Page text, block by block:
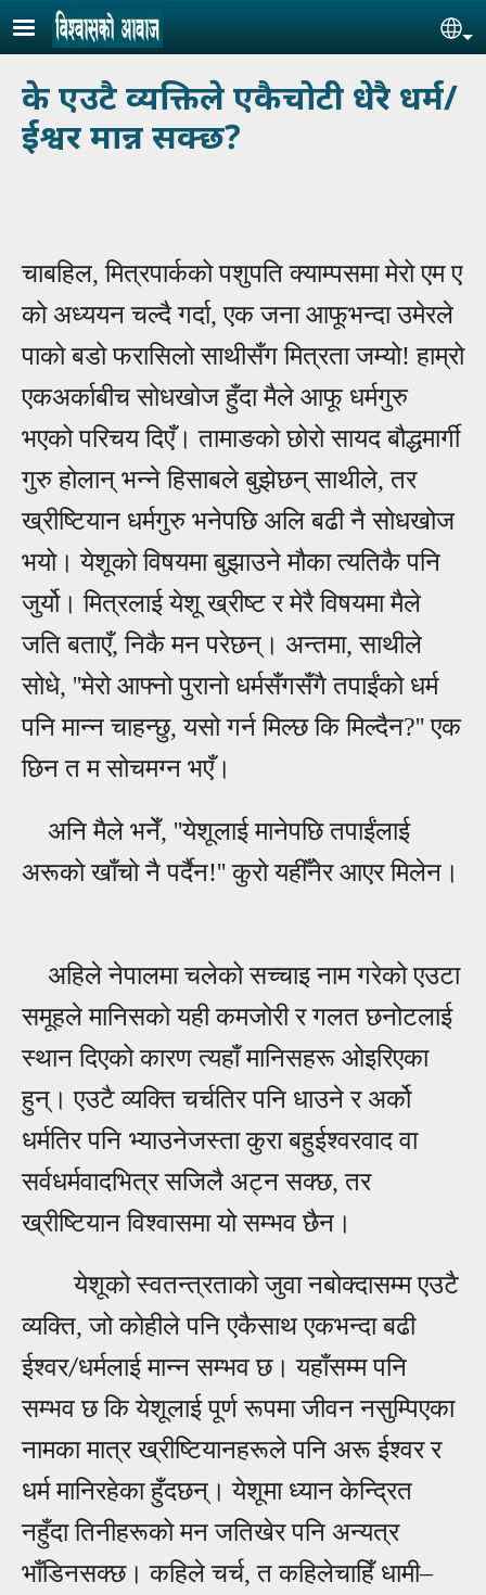
Skip to main content
के एउटै व्यक्तिले एकैचोटी धेरै धर्म/
ईश्वर मान्न सक्छ?
चाबहिल, मित्रपार्कको पशुपति क्याम्पसमा मेरो एम ए
को अध्ययन चल्दै गर्दा, एक जनाआफूभन्दा उमेरले
पाको बडो फरासिलो साथीसँग मित्रता जम्यो!हाम्रो
एकअर्काबीच सोधखोज हुँदा मैले आफू धर्मगुरु
भएको परिचय दिएँ। तामाङको छोरो सायद बौद्धमार्गी
गुरु होलान् भन्ने हिसाबले बुझेछन् साथीले, तर
ख्रीष्टियान धर्मगुरु भनेपछि अलि बढी नै सोधखोज
भयो। येशूको विषयमा बुझाउने मौका त्यतिकै पनि
जुर्यो। मित्रलाईयेशू ख्रीष्ट र मेरै विषयमा मैले
जति बताएँ, निकै मन परेछन्। अन्तमा, साथीले
सोधे, ''मेरो आफ्नो पुरानो धर्मसँगसँगैतपाईंको धर्म
पनि मान्न चाहन्छु, यसो गर्न मिल्छ कि मिल्दैन?'' एक
छिन त म सोचमग्न भएँ।
अनि मैले भनेँ, ''येशूलाई मानेपछि तपाईंलाई
अरूको खाँचो नै पर्दैन!'' कुरो यहीँनेर आएर मिलेन।
अहिले नेपालमा चलेको सच्चाइ नाम गरेको एउटा
समूहले मानिसको यही कमजोरी र गलत छनोटलाई
स्थान दिएको कारण त्यहाँ मानिसहरू ओइरिएका
हुन्। एउटै व्यक्ति चर्चतिर पनि धाउने र अर्को
धर्मतिर पनि भ्याउनेजस्ता कुरा बहुईश्वरवाद वा
सर्वधर्मवादभित्र सजिलै अट्न सक्छ, तर
ख्रीष्टियान विश्वासमा यो सम्भव छैन।
येशूको स्वतन्त्रताको जुवा नबोक्दासम्म एउटै
व्यक्ति, जो कोहीले पनि एकैसाथ एकभन्दा बढी
ईश्वर/धर्मलाई मान्न सम्भव छ। यहाँसम्म पनि
सम्भव छ कि येशूलाई पूर्ण रूपमा जीवन नसुम्पिएका
नामका मात्र ख्रीष्टियानहरूले पनि अरू ईश्वर र
धर्म मानिरहेका हुँदछन्। येशूमा ध्यान केन्द्रित
नहुँदा तिनीहरूको मन जतिखेर पनि अन्यत्र
भाँडिनसक्छ। कहिले चर्च, त कहिलेचाहिँ धामी–